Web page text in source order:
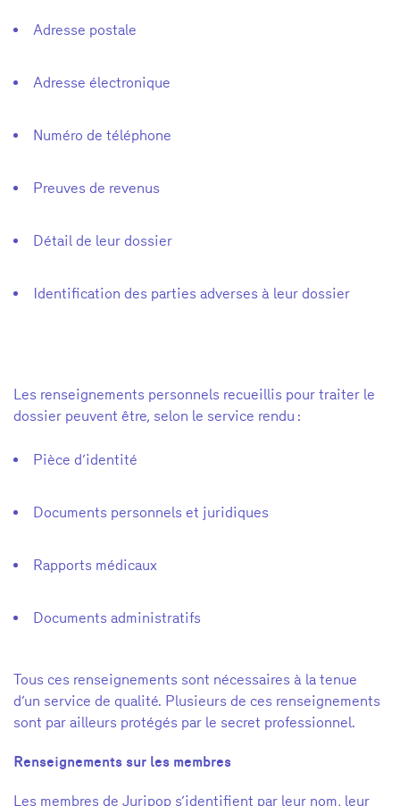
Adresse postale
Adresse électronique
Numéro de téléphone
Preuves de revenus
Détail de leur dossier
Identification des parties adverses à leur dossier
Les renseignements personnels recueillis pour traiter le
dossier peuvent être, selon le service rendu :
Pièce d’identité
Documents personnels et juridiques
Rapports médicaux
Documents administratifs
Tous ces renseignements sont nécessaires à la tenue
d’un service de qualité. Plusieurs de ces renseignements
sont par ailleurs protégés par le secret professionnel.
Renseignements sur les membres
Les membres de Juripop s’identifient par leur nom, leur